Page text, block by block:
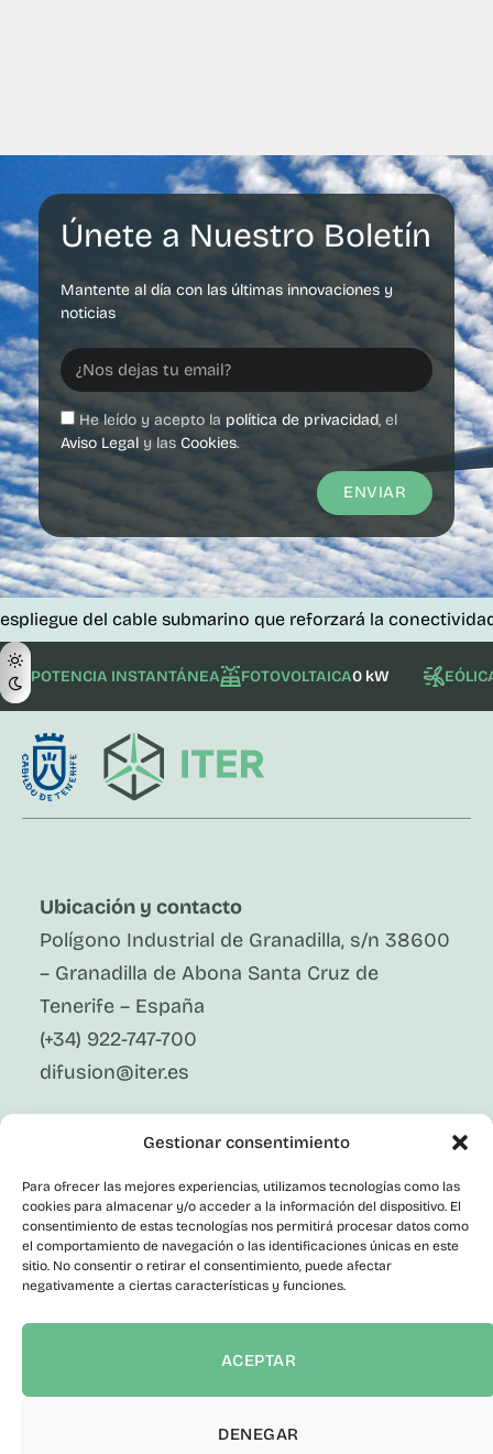
Gestionar consentimiento
Para ofrecer las mejores experiencias, utilizamos tecnologías como las
cookies para almacenar y/o acceder a la información del dispositivo. El
consentimiento de estas tecnologías nos permitirá procesar datos como
el comportamiento de navegación o las identificaciones únicas en este
sitio. No consentir o retirar el consentimiento, puede afectar
negativamente a ciertas características y funciones.
ACEPTAR
DENEGAR
Únete a Nuestro Boletín
Mantente al día con las últimas innovaciones y
noticias
He leído y acepto la política de privacidad, el
Aviso Legal y las Cookies.
ENVIAR
del cable submarino que reforzará la conectividad de
POTENCIA INSTANTÁNEA FOTOVOLTAICA0 kW
Ubicación y contacto
Polígono Industrial de Granadilla, s/n 38600
– Granadilla de Abona Santa Cruz de
Tenerife – España
(+34) 922-747-700
difusion@iter.es
X
Instagram
Youtube
Corporativo
Contacto
Canal del Informante